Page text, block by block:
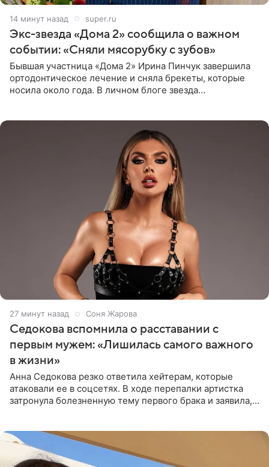
14 минут назад super.ru
Экс-звезда «Дома 2» сообщила о важном
событии: «Сняли мясорубку с зубов»
Бывшая участница «Дома 2» Ирина Пинчук завершила
ортодонтическое лечение и сняла брекеты, которые
носила около года. В личном блоге звезда
27 минут назад Соня Жарова
Седокова вспомнила о расставании с
первым мужем: «Лишилась самого важного
в жизни»
Анна Седокова резко ответила хейтерам, которые
атаковали ее в соцсетях. В ходе перепалки артистка
затронула болезненную тему первого брака и заявила,